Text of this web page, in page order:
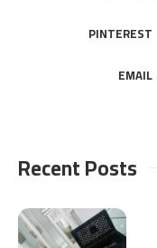
PINTEREST
EMAIL
Recent Posts